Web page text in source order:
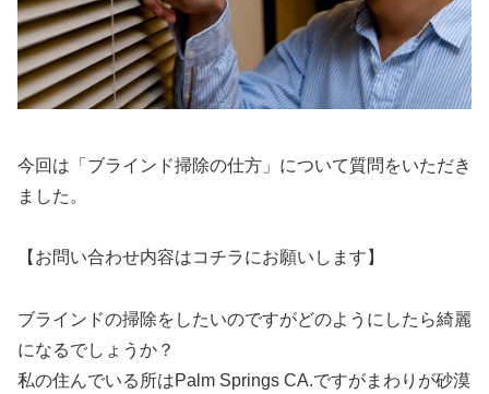
今回は「ブラインド掃除の仕方」について質問をいただき
ました。
【お問い合わせ内容はコチラにお願いします】
ブラインドの掃除をしたいのですがどのようにしたら綺麗
になるでしょうか？
私の住んでいる所はPalm Springs CA.ですがまわりが砂漠